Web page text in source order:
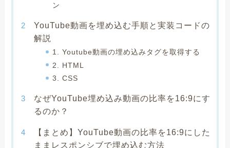
ン
YouTube動画を埋め込む手順と実装コードの
解説
1. Youtube動画の埋め込みタグを取得する
2. HTML
3. CSS
なぜYouTube埋め込み動画の比率を16:9にす
るのか？
【まとめ】YouTube動画の比率を16:9にした
ままレスポンシブで埋め込む方法